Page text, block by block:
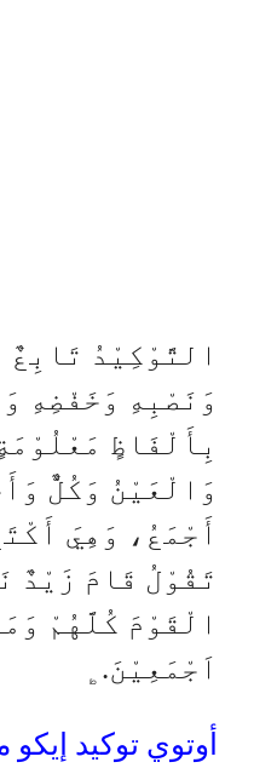
التَّوْكِيْدُ تَابِعٌ
وَنَصْبِهِ وَخَفْضِهِ
بِأَلْفَاظٍ
وَالْعَيْنُ وَكُلٌّ
أَجْمَعُ، وَهِيَ
تَقُوْلُ قَامَ زَيْدٌ
الْقَوْمَ كُلَّهُمْ
اَجْمَعِيْنَ.﯁
أوتوي توكيد